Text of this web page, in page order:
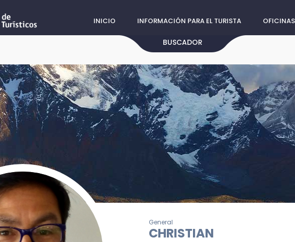
INICIO INFORMACIÓN PARA EL TURISTA
BUSCADOR
General
CHRISTIAN